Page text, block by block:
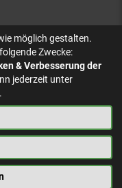
NACH OBEN
möglich gestalten.
Zwecke:
& Verbesserung der
jederzeit unter